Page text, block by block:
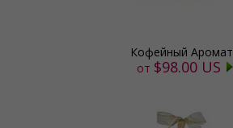
Кофейный Аромат
от $98.00 US